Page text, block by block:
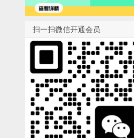
扫一扫微信开通会员